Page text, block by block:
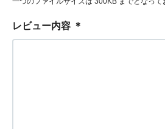
レビュー内容 ＊